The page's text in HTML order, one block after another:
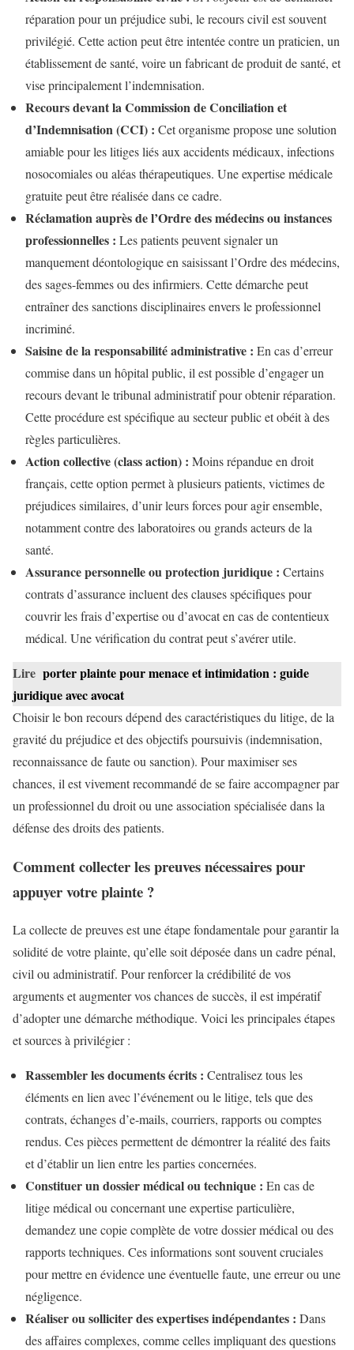
réparation pour un préjudice subi, le recours civil est souvent
privilégié. Cette action peut être intentée contre un praticien, un
établissement de santé, voire un fabricant de produit de santé, et
vise principalement l’indemnisation.
Recours devant la Commission de Conciliation et
d’Indemnisation (CCI) : Cet organisme propose une solution
amiable pour les litiges liés aux accidents médicaux, infections
nosocomiales ou aléas thérapeutiques. Une expertise médicale
gratuite peut être réalisée dans ce cadre.
Réclamation auprès de l’Ordre des médecins ou instances
professionnelles : Les patients peuvent signaler un
manquement déontologique en saisissant l’Ordre des médecins,
des sages-femmes ou des infirmiers. Cette démarche peut
entraîner des sanctions disciplinaires envers le professionnel
incriminé.
Saisine de la responsabilité administrative : En cas d’erreur
commise dans un hôpital public, il est possible d’engager un
recours devant le tribunal administratif pour obtenir réparation.
Cette procédure est spécifique au secteur public et obéit à des
règles particulières.
Action collective (class action) : Moins répandue en droit
français, cette option permet à plusieurs patients, victimes de
préjudices similaires, d’unir leurs forces pour agir ensemble,
notamment contre des laboratoires ou grands acteurs de la
santé.
Assurance personnelle ou protection juridique : Certains
contrats d’assurance incluent des clauses spécifiques pour
couvrir les frais d’expertise ou d’avocat en cas de contentieux
médical. Une vérification du contrat peut s’avérer utile.
Lire porter plainte pour menace et intimidation : guide
juridique avec avocat
Choisir le bon recours dépend des caractéristiques du litige, de la
gravité du préjudice et des objectifs poursuivis (indemnisation,
reconnaissance de faute ou sanction). Pour maximiser ses
chances, il est vivement recommandé de se faire accompagner par
un professionnel du droit ou une association spécialisée dans la
défense des droits des patients.
Comment collecter les preuves nécessaires pour
appuyer votre plainte ?
La collecte de preuves est une étape fondamentale pour garantir la
solidité de votre plainte, qu’elle soit déposée dans un cadre pénal,
civil ou administratif. Pour renforcer la crédibilité de vos
arguments et augmenter vos chances de succès, il est impératif
d’adopter une démarche méthodique. Voici les principales étapes
et sources à privilégier :
Rassembler les documents écrits : Centralisez tous les
éléments en lien avec l’événement ou le litige, tels que des
contrats, échanges d’e-mails, courriers, rapports ou comptes
rendus. Ces pièces permettent de démontrer la réalité des faits
et d’établir un lien entre les parties concernées.
Constituer un dossier médical ou technique : En cas de
litige médical ou concernant une expertise particulière,
demandez une copie complète de votre dossier médical ou des
rapports techniques. Ces informations sont souvent cruciales
pour mettre en évidence une éventuelle faute, une erreur ou une
négligence.
Réaliser ou solliciter des expertises indépendantes : Dans
des affaires complexes, comme celles impliquant des questions